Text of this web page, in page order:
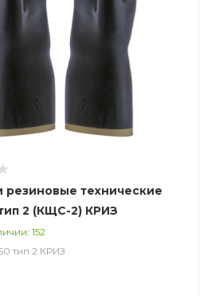
резиновые технические
2 (КЩС-2) КРИЗ
152
тип 2 КРИЗ